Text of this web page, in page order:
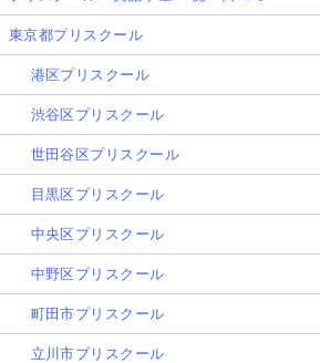
東京都プリスクール
港区プリスクール
渋谷区プリスクール
世田谷区プリスクール
目黒区プリスクール
中央区プリスクール
中野区プリスクール
町田市プリスクール
立川市プリスクール